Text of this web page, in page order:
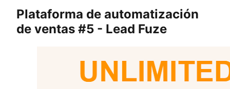
Plataforma de automatización
de ventas #5 - Lead Fuze